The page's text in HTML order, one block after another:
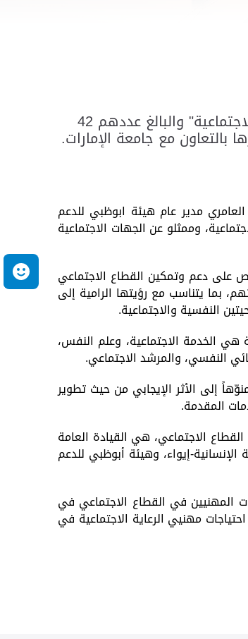
نظمت دائرة تنمية المجتمع - أبوظبي، حفلاً لخريجي الدفعة الثانية من برنامج "بناء القدرات لمهنيّي الرعاية الاجتماعية" والبالغ عددهم 42
بالتعاون مع جامعة الإمارات.
مدير عام هيئة ابوظبي للدعم
وممثلو عن الجهات الاجتماعية
على دعم وتمكين القطاع الاجتماعي
بما يتناسب مع رؤيتها الرامية إلى
النفسية والاجتماعية.
كلية العلوم الإنسانية في جامعة الإمارات، من خلال 3 برامج دبلوم مهنية هي الخدمة الاجتماعية، وعلم النفس،
النفسي، والمرشد الاجتماعي.
إلى الأثر الإيجابي من حيث تطوير
المقدمة.
من العام الجاري، لعدد 111 خريجاً، من جهات مختلفة في القطاع الاجتماعي، هي القيادة العامة
إيواء، وهيئة أبوظبي للدعم
المهنيين في القطاع الاجتماعي في
مهنيي الرعاية الاجتماعية في